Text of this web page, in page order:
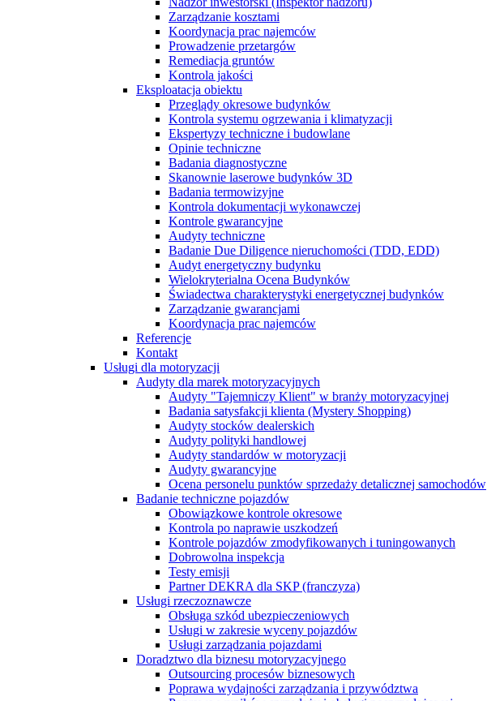
Zarządzanie kosztami
Koordynacja prac najemców
Prowadzenie przetargów
Remediacja gruntów
Kontrola jakości
Eksploatacja obiektu
Przeglądy okresowe budynków
Kontrola systemu ogrzewania i klimatyzacji
Ekspertyzy techniczne i budowlane
Opinie techniczne
Badania diagnostyczne
Skanownie laserowe budynków 3D
Badania termowizyjne
Kontrola dokumentacji wykonawczej
Kontrole gwarancyjne
Audyty techniczne
Badanie Due Diligence nieruchomości (TDD, EDD)
Audyt energetyczny budynku
Wielokryterialna Ocena Budynków
Świadectwa charakterystyki energetycznej budynków
Zarządzanie gwarancjami
Koordynacja prac najemców
Referencje
Kontakt
Usługi dla motoryzacji
Audyty dla marek motoryzacyjnych
Audyty "Tajemniczy Klient" w branży motoryzacyjnej
Badania satysfakcji klienta (Mystery Shopping)
Audyty stocków dealerskich
Audyty polityki handlowej
Audyty standardów w motoryzacji
Audyty gwarancyjne
Ocena personelu punktów sprzedaży detalicznej samochodów
Badanie techniczne pojazdów
Obowiązkowe kontrole okresowe
Kontrola po naprawie uszkodzeń
Kontrole pojazdów zmodyfikowanych i tuningowanych
Dobrowolna inspekcja
Testy emisji
Partner DEKRA dla SKP (franczyza)
Usługi rzeczoznawcze
Obsługa szkód ubezpieczeniowych
Usługi w zakresie wyceny pojazdów
Usługi zarządzania pojazdami
Doradztwo dla biznesu motoryzacyjnego
Outsourcing procesów biznesowych
Poprawa wydajności zarządzania i przywództwa